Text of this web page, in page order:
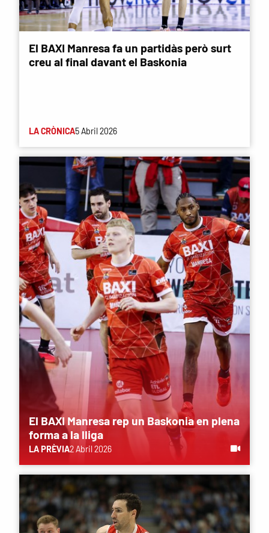
El BAXI Manresa fa un partidàs però surt
creu al final davant el Baskonia
LA CRÒNICA5 Abril 2026
El BAXI Manresa rep un Baskonia en plena
forma a la lliga
LA PRÈVIA2 Abril 2026